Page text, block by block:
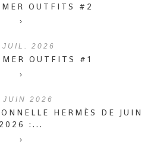
OUTFITS #2
›
JUIL. 2026
OUTFITS #1
›
JUIN 2026
HERMÈS DE JUIN
2026 :...
›